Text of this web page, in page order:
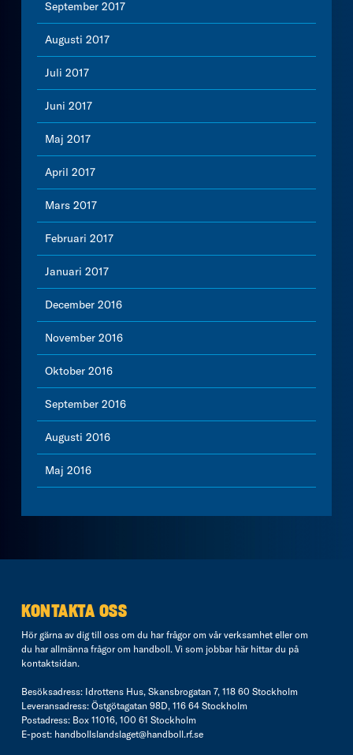
September 2017
Augusti 2017
Juli 2017
Juni 2017
Maj 2017
April 2017
Mars 2017
Februari 2017
Januari 2017
December 2016
November 2016
Oktober 2016
September 2016
Augusti 2016
Maj 2016
KONTAKTA OSS
Hör gärna av dig till oss om du har frågor om vår verksamhet eller om
du har allmänna frågor om handboll. Vi som jobbar här hittar du på
kontaktsidan.
Besöksadress: Idrottens Hus, Skansbrogatan 7, 118 60 Stockholm
Leveransadress: Östgötagatan 98D, 116 64 Stockholm
Postadress: Box 11016, 100 61 Stockholm
E-post: handbollslandslaget@handboll.rf.se